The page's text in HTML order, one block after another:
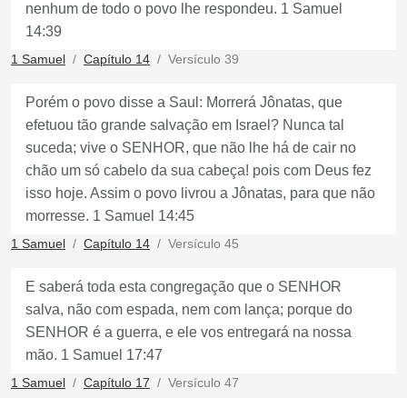
nenhum de todo o povo lhe respondeu. 1 Samuel
14:39
1 Samuel Capítulo 14 Versículo 39
Porém o povo disse a Saul: Morrerá Jônatas, que
efetuou tão grande salvação em Israel? Nunca tal
suceda; vive o SENHOR, que não lhe há de cair no
chão um só cabelo da sua cabeça! pois com Deus fez
isso hoje. Assim o povo livrou a Jônatas, para que não
morresse. 1 Samuel 14:45
1 Samuel Capítulo 14 Versículo 45
E saberá toda esta congregação que o SENHOR
salva, não com espada, nem com lança; porque do
SENHOR é a guerra, e ele vos entregará na nossa
mão. 1 Samuel 17:47
1 Samuel Capítulo 17 Versículo 47